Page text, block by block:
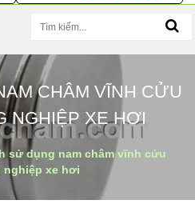
CHÂM VĨNH CỬU
NGHIỆP XE HƠI
sử dụng nam châm vĩnh cửu
nghiệp xe hơi